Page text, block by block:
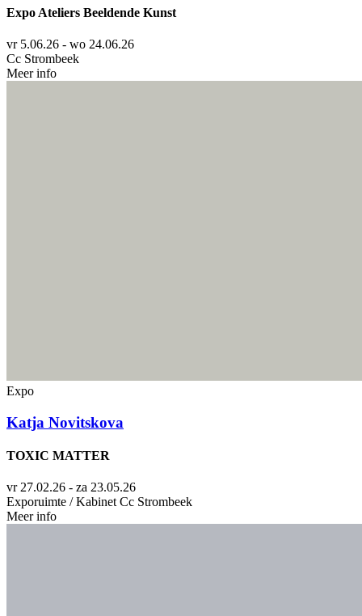
Expo Ateliers Beeldende Kunst
vr 5.06.26 - wo 24.06.26
Cc Strombeek
Meer info
Expo
Katja Novitskova
TOXIC MATTER
vr 27.02.26 - za 23.05.26
Exporuimte / Kabinet Cc Strombeek
Meer info